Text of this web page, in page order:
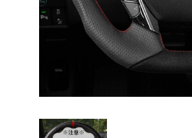
BMW X3M F97
BMW X5M F95